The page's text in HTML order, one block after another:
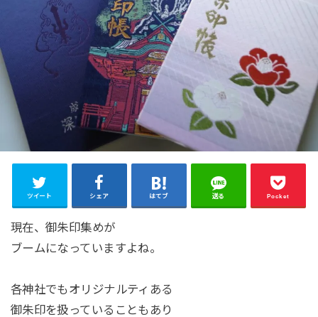
ツイート シェア はてブ 送る Pocket
現在、御朱印集めが
ブームになっていますよね。
各神社でもオリジナルティある
御朱印を扱っていることもあり